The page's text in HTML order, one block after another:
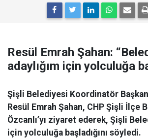
Resül Emrah Şahan:
adaylığım için yolculuğa
Şişli Belediyesi Koordinatör Başkan
Resül Emrah Şahan, CHP Şişli İlçe
Özcanlı’yı ziyaret ederek, Şişli
için yolculuğa başladığını söyledi.